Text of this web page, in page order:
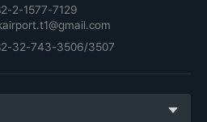
2-1577-7129
32-743-3506/3507